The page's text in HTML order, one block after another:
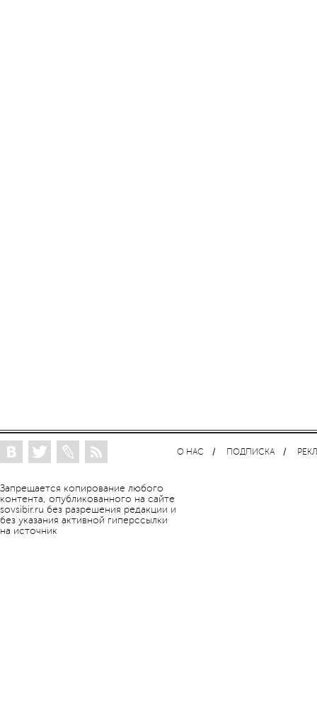
Запрещается копирование любого
контента, опубликованного на сайте
sovsibir.ru без разрешения редакции и
без указания активной гиперссылки
на источник
О НАС ПОДПИСКА